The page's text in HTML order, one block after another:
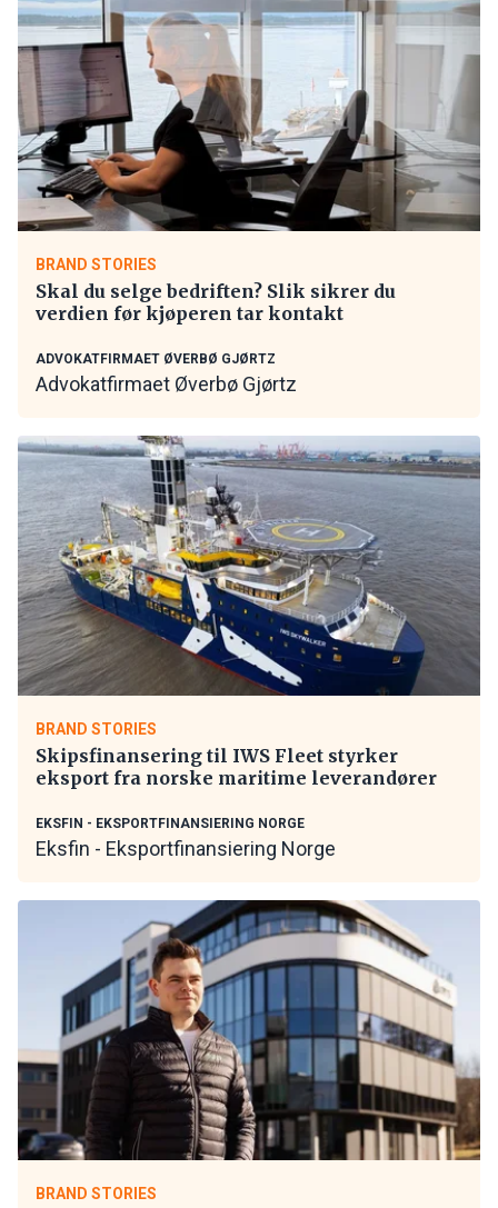
BRAND STORIES
Skal du selge bedriften? Slik sikrer du
verdien før kjøperen tar kontakt
ADVOKATFIRMAET ØVERBØ GJØRTZ
Advokatfirmaet Øverbø Gjørtz
BRAND STORIES
Skipsfinansering til IWS Fleet styrker
eksport fra norske maritime leverandører
EKSFIN - EKSPORTFINANSIERING NORGE
Eksfin - Eksportfinansiering Norge
BRAND STORIES